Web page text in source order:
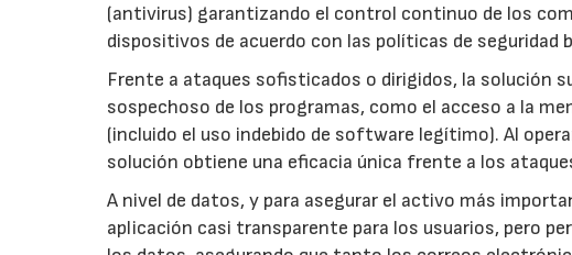
(antivirus) garantizando el control continuo de los
dispositivos de acuerdo con las políticas de
Frente a ataques sofisticados o dirigidos, la solución
sospechoso de los programas, como el acceso a la
(incluido el uso indebido de software legítimo). Al
solución obtiene una eficacia única frente a los
A nivel de datos, y para asegurar el activo más
aplicación casi transparente para los usuarios, pero